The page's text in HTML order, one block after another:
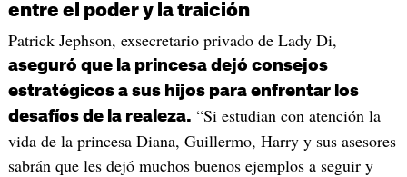
entre el poder y la traición
Patrick Jephson, exsecretario privado de Lady Di,
aseguró que la princesa dejó consejos
estratégicos a sus hijos para enfrentar los
desafíos de la realeza. “Si estudian con atención la
vida de la princesa Diana, Guillermo, Harry y sus asesores
sabrán que les dejó muchos buenos ejemplos a seguir y